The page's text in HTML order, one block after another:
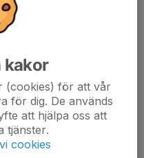
svårt få fast skidorna i
lyckades Ingrid Eneroth
kakor
(cookies) för att vår
för dig. De används
att hjälpa oss att
tjänster.
cookies